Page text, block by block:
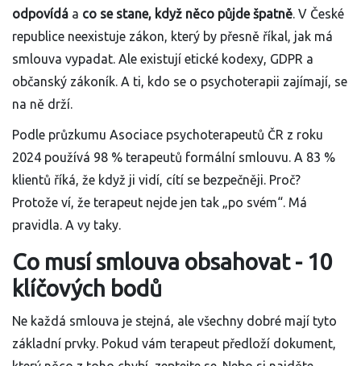
odpovídá a co se stane, když něco půjde špatně. V České
republice neexistuje zákon, který by přesně říkal, jak má
smlouva vypadat. Ale existují etické kodexy, GDPR a
občanský zákoník. A ti, kdo se o psychoterapii zajímají, se
na ně drží.
Podle průzkumu Asociace psychoterapeutů ČR z roku
2024 používá 98 % terapeutů formální smlouvu. A 83 %
klientů říká, že když ji vidí, cítí se bezpečněji. Proč?
Protože ví, že terapeut nejde jen tak „po svém“. Má
pravidla. A vy taky.
Co musí smlouva obsahovat - 10
klíčových bodů
Ne každá smlouva je stejná, ale všechny dobré mají tyto
základní prvky. Pokud vám terapeut předloží dokument,